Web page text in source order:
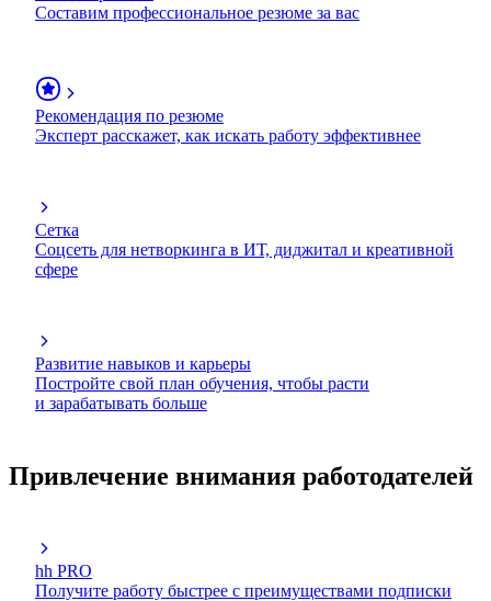
Составим профессиональное резюме за вас
Рекомендация по резюме
Эксперт расскажет, как искать работу эффективнее
Сетка
Соцсеть для нетворкинга в ИТ, диджитал и креативной
сфере
Развитие навыков и карьеры
Постройте свой план обучения, чтобы расти
и зарабатывать больше
Привлечение внимания работодателей
hh PRO
Получите работу быстрее с преимуществами подписки